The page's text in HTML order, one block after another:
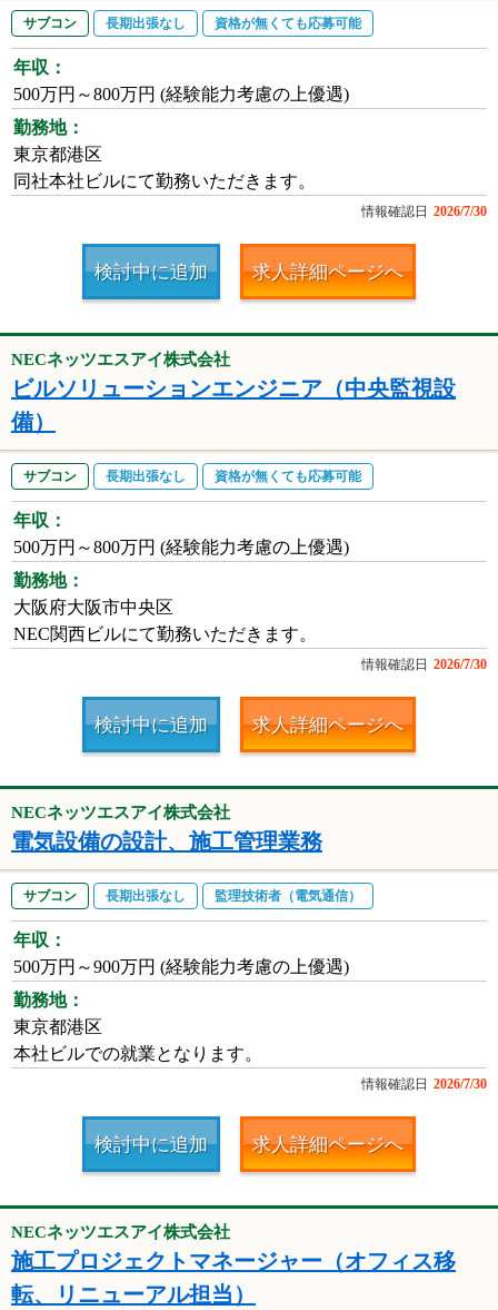
サブコン 長期出張なし 資格が無くても応募可能
年収：
500万円～800万円 (経験能力考慮の上優遇)
勤務地：
東京都港区
同社本社ビルにて勤務いただきます。
情報確認日 2026/7/30
検討中に追加 求人詳細ページへ
NECネッツエスアイ株式会社
ビルソリューションエンジニア（中央監視設
備）
サブコン 長期出張なし 資格が無くても応募可能
年収：
500万円～800万円 (経験能力考慮の上優遇)
勤務地：
大阪府大阪市中央区
NEC関西ビルにて勤務いただきます。
情報確認日 2026/7/30
検討中に追加 求人詳細ページへ
NECネッツエスアイ株式会社
電気設備の設計、施工管理業務
サブコン 長期出張なし 監理技術者（電気通信）
年収：
500万円～900万円 (経験能力考慮の上優遇)
勤務地：
東京都港区
本社ビルでの就業となります。
情報確認日 2026/7/30
検討中に追加 求人詳細ページへ
NECネッツエスアイ株式会社
施工プロジェクトマネージャー（オフィス移
転、リニューアル担当）